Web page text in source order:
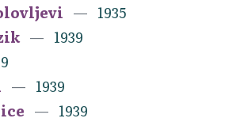
1935
1939
1939
1939